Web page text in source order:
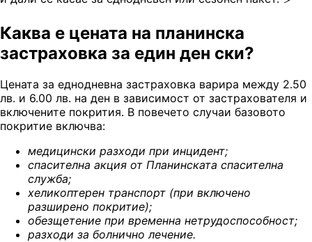
Каква е цената на планинска
застраховка за един ден ски?
Цената за еднодневна застраховка варира между 2.50
лв. и 6.00 лв. на ден в зависимост от застрахователя и
включените покрития. В повечето случаи базовото
покритие включва:
медицински разходи при инцидент;
спасителна акция от Планинската спасителна
служба;
хеликоптерен транспорт (при включено
разширено покритие);
обезщетение при временна нетрудоспособност;
разходи за болнично лечение.